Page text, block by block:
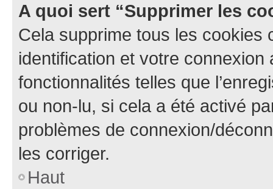
A quoi sert “Supprimer les
Cela supprime tous les cookies
identification et votre
fonctionnalités telles que
ou non-lu, si cela a été activé
problèmes de connexion/
les corriger.
Haut